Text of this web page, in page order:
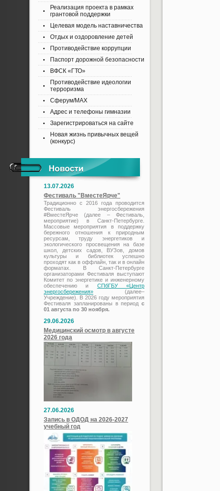
Реализация проекта в рамках
грантовой поддержки
Целевая модель наставничества
Отдых и оздоровление детей
Противодействие коррупции
Паспорт дорожной безопасности
ВФСК «ГТО»
Противодействие идеологии
терроризма
Сферум/MAX
Адрес и телефоны гимназии
Зарегистрироваться на сайте
Новая жизнь привычных вещей
(конкурс)
13.07.2026
Фестиваль "ВместеЯрче"
Традиционно с 2016 года проводится
Фестиваль энергосбережения
#ВместеЯрче (далее – Фестиваль,
мероприятие) в Санкт-Петербурге.
Массовые мероприятия в поддержку
бережного отношения к природным
ресурсам, труду энергетиков и
экологического просвещения на базе
школ, детских садов, ВУЗов, домов
культуры и библиотек успешно
проходят как в оффлайн, так и в онлайн
форматах. В Санкт-Петербурге
организаторами Фестиваля выступают
Комитет по энергетике и инженерному
обеспечению и СПбГБУ «Центр
энергосбережения» (далее–
Учреждение). В 2026 году мероприятия
Фестиваля запланированы в период с
01 августа по 30 ноября.
29.06.2026
Медицинский осмотр в августе
2026 года
27.06.2026
Запись в ОДОД на 2026-2027
учебный год